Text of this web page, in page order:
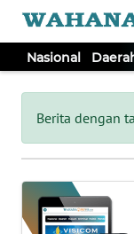
Nasional
Berita dengan
Tutup
NASIONAL
DAERAH